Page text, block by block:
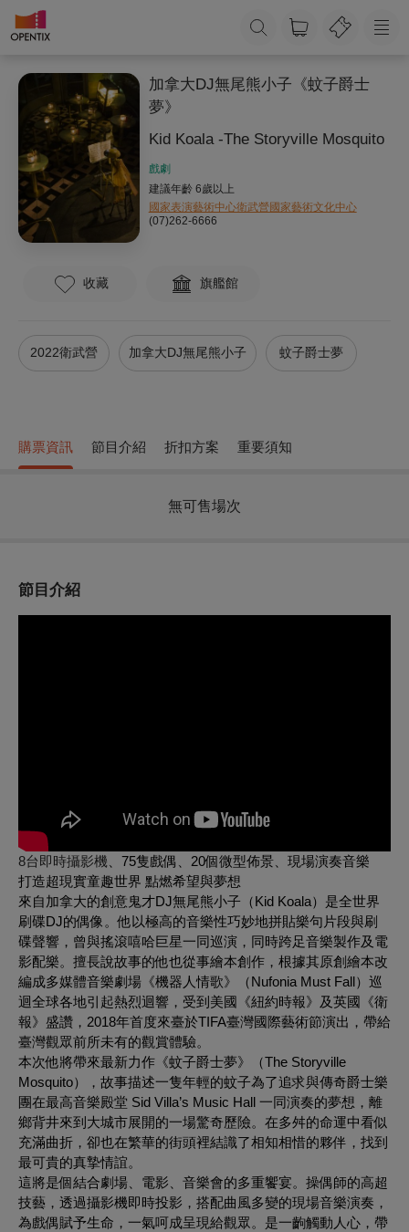
加拿大DJ無尾熊小子《蚊子爵士
夢》
Kid Koala -The Storyville Mosquito
戲劇
建議年齡 6歲以上
國家表演藝術中心衛武營國家藝術文化中心
(07)262-6666
收藏 旗艦館
2022衛武營 加拿大DJ無尾熊小子 蚊子爵士夢
購票資訊 節目介紹 折扣方案 重要須知
無可售場次
節目介紹
8台即時攝影機 、75隻戲偶、20個微型佈景、現場演奏音樂
打造超現實童趣世界 點燃希望與夢想
來自加拿大的創意鬼才DJ無尾熊小子（Kid Koala）是全世界
刷碟DJ的偶像。他以極高的音樂性巧妙地拼貼樂句片段與刷
碟聲響，曾與搖滾嘻哈巨星一同巡演，同時跨足音樂製作及電
影配樂。擅長說故事的他也從事繪本創作，根據其原創繪本改
編成多媒體音樂劇場《機器人情歌》（Nufonia Must Fall）巡
迴全球各地引起熱烈迴響，受到美國《紐約時報》及英國《衛
報》盛讚，2018年首度來臺於TIFA臺灣國際藝術節演出，帶給
臺灣觀眾前所未有的觀賞體驗。
本次他將帶來最新力作《蚊子爵士夢》（The Storyville
Mosquito），故事描述一隻年輕的蚊子為了追求與傳奇爵士樂
團在最高音樂殿堂 Sid Villa’s Music Hall 一同演奏的夢想，離
鄉背井來到大城市展開的一場驚奇歷險。在多舛的命運中看似
充滿曲折，卻也在繁華的街頭裡結識了相知相惜的夥伴，找到
最可貴的真摯情誼。
這將是個結合劇場、電影、音樂會的多重饗宴。操偶師的高超
技藝，透過攝影機即時投影，搭配曲風多變的現場音樂演奏，
為戲偶賦予生命，一氣呵成呈現給觀眾。是一齣觸動人心，帶